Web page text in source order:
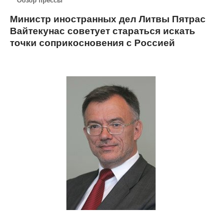
Министр иностранных дел Литвы Пятрас
Вайтекунас советует стараться искать
точки соприкосновения с Россией